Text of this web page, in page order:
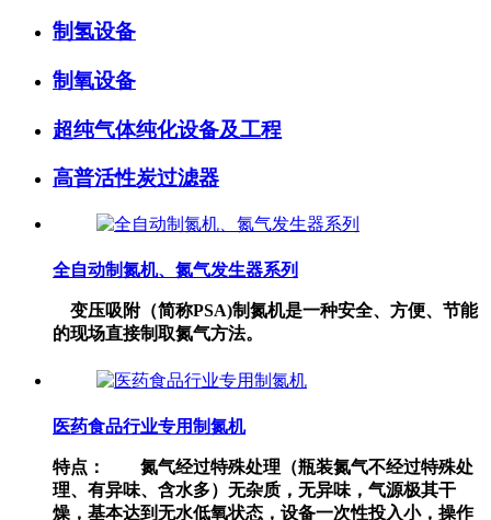
制氢设备
制氧设备
超纯气体纯化设备及工程
高普活性炭过滤器
全自动制氮机、氮气发生器系列
变压吸附（简称PSA)制氮机是一种安全、方便、节能
的现场直接制取氮气方法。
医药食品行业专用制氮机
特点： 氮气经过特殊处理（瓶装氮气不经过特殊处
理、有异味、含水多）无杂质，无异味，气源极其干
燥，基本达到无水低氧状态，设备一次性投入小，操作